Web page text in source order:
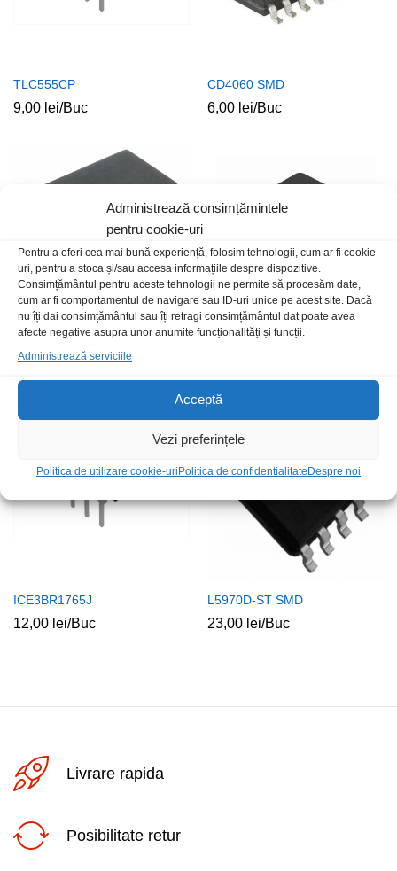
Administrează consimțămintele
pentru cookie-uri
Pentru a oferi cea mai bună experiență, folosim tehnologii, cum ar fi cookie-
uri, pentru a stoca și/sau accesa informațiile despre dispozitive.
Consimțământul pentru aceste tehnologii ne permite să procesăm date,
cum ar fi comportamentul de navigare sau ID-uri unice pe acest site. Dacă
nu îți dai consimțământul sau îți retragi consimțământul dat poate avea
afecte negative asupra unor anumite funcționalități și funcții.
Administrează serviciile
Acceptă
Vezi preferințele
Politica de utilizare cookie-uriPolitica de confidentialitateDespre noi
TLC555CP
9,00 lei/Buc
CD4060 SMD
6,00 lei/Buc
ICL7660ACPAZ
12,00lei/Buc
NE5532P
ICE3BR1765J
12,00 lei/Buc
L5970D-ST SMD
23,00 lei/Buc
Livrare rapida
Posibilitate retur